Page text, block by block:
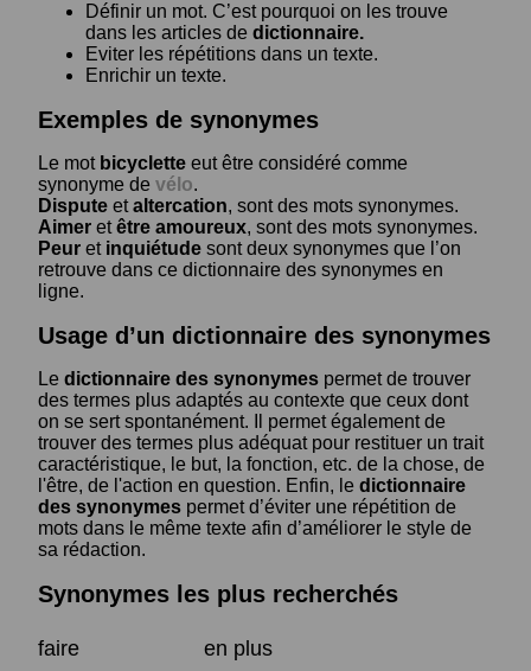
Définir un mot. C’est pourquoi on les trouve
dans les articles de dictionnaire.
Eviter les répétitions dans un texte.
Enrichir un texte.
Exemples de synonymes
Le mot bicyclette eut être considéré comme
synonyme de vélo.
Dispute etaltercation, sont des mots synonymes.
Aimer etêtre amoureux, sont des mots synonymes.
Peur et inquiétude sont deux synonymes que l’on
retrouve dans ce dictionnaire des synonymes en
ligne.
Usage d’un dictionnaire des synonymes
Le dictionnaire des synonymes permet de trouver
des termes plus adaptés au contexte que ceux dont
on se sert spontanément. Il permet également de
trouver des termes plus adéquat pour restituer un trait
caractéristique, le but, la fonction, etc. de la chose, de
l'être, de l'action en question. Enfin, le dictionnaire
des synonymes permet d’éviter une répétition de
mots dans le même texte afin d’améliorer le style de
sa rédaction.
Synonymes les plus recherchés
faire
en plus